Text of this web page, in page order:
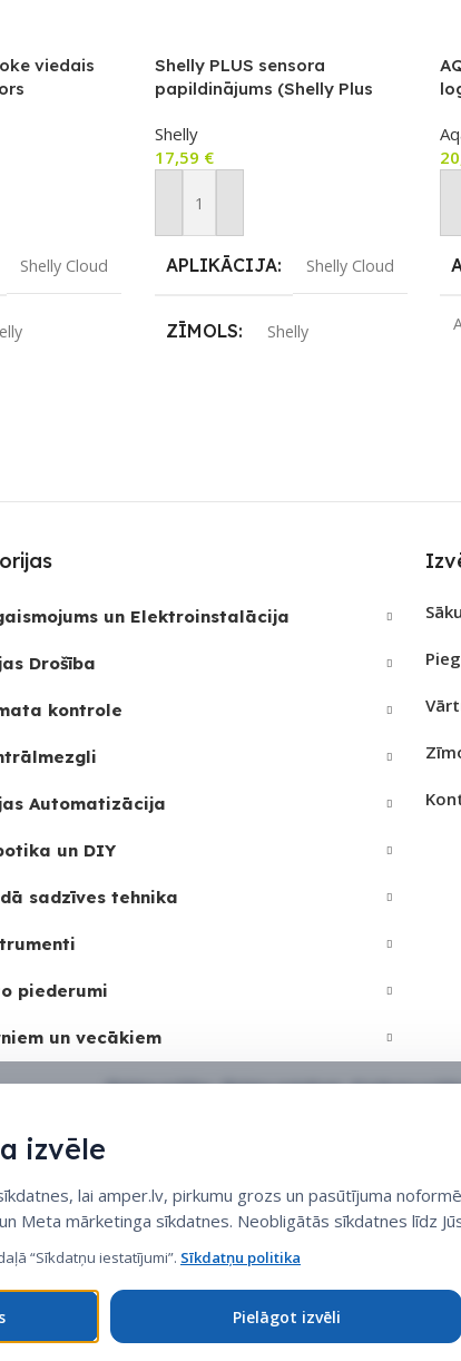
viedais
Shelly Cloud
Shelly PLUS sensora
papildinājums (Shelly Plus
Shelly
17,59 €
Pievienot Grozam
APLIKĀCIJA Shelly Cloud
ZĪMOLS Shelly
un Elektroinstalācija
Drošība
kontrole
Automatizācija
un DIY
sadzīves tehnika
piederumi
un vecākiem
izvēle
lai amper.lv, pirkumu grozs un pasūtījuma
Meta mārketinga sīkdatnes. Neobligātās sīkdatnes līdz
“Sīkdatņu iestatījumi”. Sīkdatņu politika
Pielāgot izvēli
Sīkdatņu politika• Sīkdatņu iestatījumi •Privātuma